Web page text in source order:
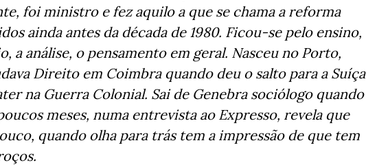
foi ministro e fez aquilo a que se chama a reforma
ainda antes da década de 1980. Ficou-se pelo ensino,
a análise, o pensamento em geral. Nasceu no Porto,
Direito em Coimbra quando deu o salto para a Suíça
na Guerra Colonial. Sai de Genebra sociólogo quando
meses, numa entrevista ao Expresso, revela que
quando olha para trás tem a impressão de que tem